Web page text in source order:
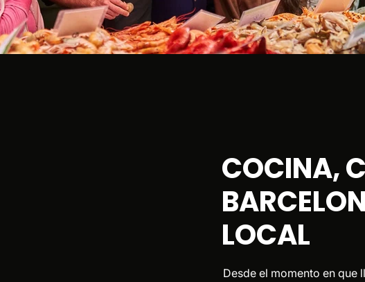
frescos y rincones ocultos con una visita guiada al mercado por
COCINA,
LOCAL
Desde el momento en que